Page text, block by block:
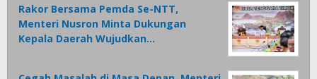
Rakor Bersama Pemda Se-NTT,
Menteri Nusron Minta Dukungan
Kepala Daerah Wujudkan…